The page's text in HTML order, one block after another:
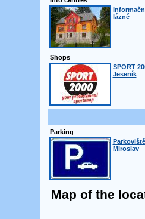
lázně
Shops
SPORT
Jeseník
Parking
Miroslav
Map of the